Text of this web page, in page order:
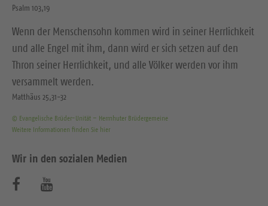
Psalm 103,19
Wenn der Menschensohn kommen wird in seiner Herrlichkeit
und alle Engel mit ihm, dann wird er sich setzen auf den
Thron seiner Herrlichkeit, und alle Völker werden vor ihm
versammelt werden.
Matthäus 25,31-32
© Evangelische Brüder-Unität – Herrnhuter Brüdergemeine
Weitere Informationen finden Sie hier
Wir in den sozialen Medien